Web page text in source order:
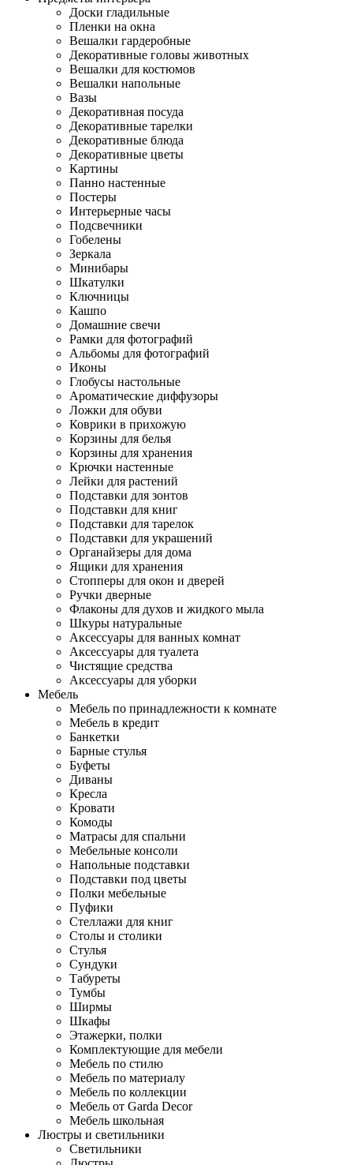
Доски гладильные
Пленки на окна
Вешалки гардеробные
Декоративные головы животных
Вешалки для костюмов
Вешалки напольные
Вазы
Декоративная посуда
Декоративные тарелки
Декоративные блюда
Декоративные цветы
Картины
Панно настенные
Постеры
Интерьерные часы
Подсвечники
Гобелены
Зеркала
Минибары
Шкатулки
Ключницы
Кашпо
Домашние свечи
Рамки для фотографий
Альбомы для фотографий
Иконы
Глобусы настольные
Ароматические диффузоры
Ложки для обуви
Коврики в прихожую
Корзины для белья
Корзины для хранения
Крючки настенные
Лейки для растений
Подставки для зонтов
Подставки для книг
Подставки для тарелок
Подставки для украшений
Органайзеры для дома
Ящики для хранения
Стопперы для окон и дверей
Ручки дверные
Флаконы для духов и жидкого мыла
Шкуры натуральные
Аксессуары для ванных комнат
Аксессуары для туалета
Чистящие средства
Аксессуары для уборки
Мебель
Мебель по принадлежности к комнате
Мебель в кредит
Банкетки
Барные стулья
Буфеты
Диваны
Кресла
Кровати
Комоды
Матрасы для спальни
Мебельные консоли
Напольные подставки
Подставки под цветы
Полки мебельные
Пуфики
Стеллажи для книг
Столы и столики
Стулья
Сундуки
Табуреты
Тумбы
Ширмы
Шкафы
Этажерки, полки
Комплектующие для мебели
Мебель по стилю
Мебель по материалу
Мебель по коллекции
Мебель от Garda Decor
Мебель школьная
Люстры и светильники
Светильники